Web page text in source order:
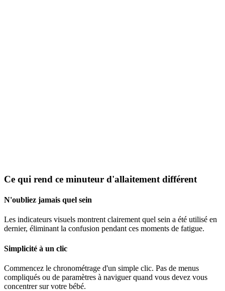
Ce qui rend ce minuteur d'allaitement différent
N'oubliez jamais quel sein
Les indicateurs visuels montrent clairement quel sein a été utilisé en
dernier, éliminant la confusion pendant ces moments de fatigue.
Simplicité à un clic
Commencez le chronométrage d'un simple clic. Pas de menus
compliqués ou de paramètres à naviguer quand vous devez vous
concentrer sur votre bébé.